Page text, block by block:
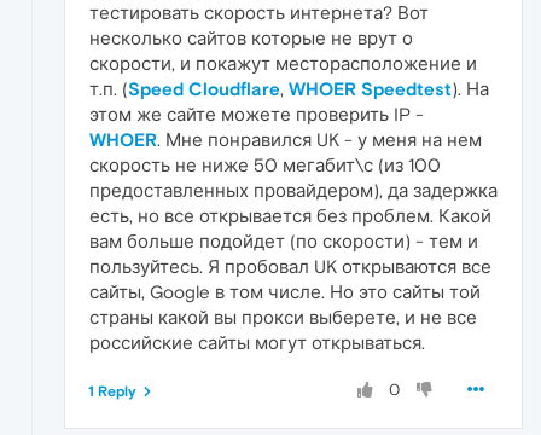
тестировать скорость интернета? Вот
несколько сайтов которые не врут о
скорости, и покажут месторасположение и
т.п. (Speed Cloudflare, WHOER Speedtest). На
этом же сайте можете проверить IP -
WHOER. Мне понравился UK - у меня на нем
скорость не ниже 50 мегабит\с (из 100
предоставленных провайдером), да задержка
есть, но все открывается без проблем. Какой
вам больше подойдет (по скорости) - тем и
пользуйтесь. Я пробовал UK открываются все
сайты, Google в том числе. Но это сайты той
страны какой вы прокси выберете, и не все
российские сайты могут открываться.
0
1 Reply